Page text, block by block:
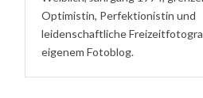
Optimistin, Perfektionistin und
leidenschaftliche
eigenem Fotoblog.